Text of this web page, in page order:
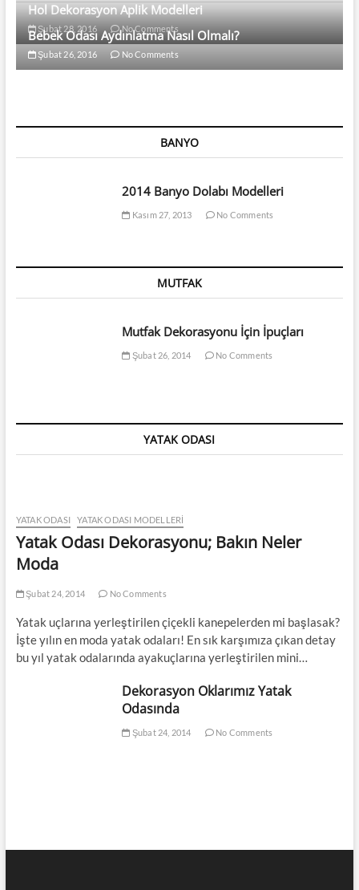
Hol Dekorasyon Aplik Modelleri
Şubat 28, 2016 No Comments
Bebek Odası Aydınlatma Nasıl Olmalı?
Şubat 26, 2016 No Comments
BANYO
2014 Banyo Dolabı Modelleri
Kasım 27, 2013 No Comments
MUTFAK
Mutfak Dekorasyonu İçin İpuçları
Şubat 26, 2014 No Comments
YATAK ODASI
YATAK ODASI YATAK ODASI MODELLERI
Yatak Odası Dekorasyonu; Bakın Neler
Moda
Şubat 24, 2014 No Comments
Yatak uçlarına yerleştirilen çiçekli kanepelerden mi başlasak?
İşte yılın en moda yatak odaları! En sık karşımıza çıkan detay
bu yıl yatak odalarında ayakuçlarına yerleştirilen mini…
Dekorasyon Oklarımız Yatak
Odasında
Şubat 24, 2014 No Comments